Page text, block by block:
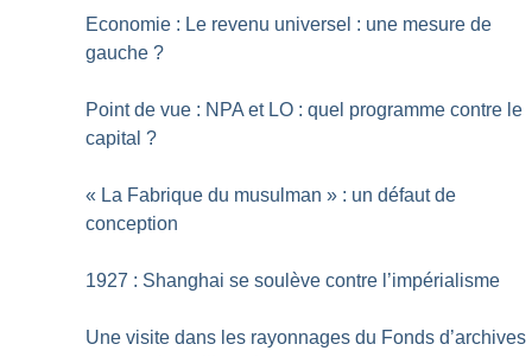
Economie : Le revenu universel : une mesure de
gauche ?
Point de vue : NPA et LO : quel programme contre le
capital ?
« La Fabrique du musulman » : un défaut de
conception
1927 : Shanghai se soulève contre l’impérialisme
Une visite dans les rayonnages du Fonds d’archives